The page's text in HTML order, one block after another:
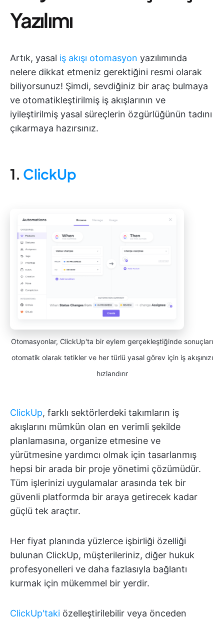
Yazılımı
Artık, yasal iş akışı otomasyon yazılımında
nelere dikkat etmeniz gerektiğini resmi olarak
biliyorsunuz! Şimdi, sevdiğiniz bir araç bulmaya
ve otomatikleştirilmiş iş akışlarının ve
iyileştirilmiş yasal süreçlerin özgürlüğünün tadını
çıkarmaya hazırsınız.
1. ClickUp
Otomasyonlar, ClickUp'ta bir eylem gerçekleştiğinde sonuçları
otomatik olarak tetikler ve her türlü yasal görev için iş akışınızı
hızlandırır
ClickUp, farklı sektörlerdeki takımların iş
akışlarını mümkün olan en verimli şekilde
planlamasına, organize etmesine ve
yürütmesine yardımcı olmak için tasarlanmış
hepsi bir arada bir proje yönetimi çözümüdür.
Tüm işlerinizi uygulamalar arasında tek bir
güvenli platformda bir araya getirecek kadar
güçlü tek araçtır.
Her fiyat planında yüzlerce işbirliği özelliği
bulunan ClickUp, müşterileriniz, diğer hukuk
profesyonelleri ve daha fazlasıyla bağlantı
kurmak için mükemmel bir yerdir.
ClickUp'taki özelleştirilebilir veya önceden